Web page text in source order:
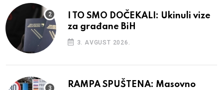
I TO SMO DOČEKALI: Ukinuli vize
za građane BiH
3. AVGUST 2026.
RAMPA SPUŠTENA: Masovno